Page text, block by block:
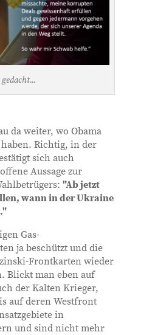
da weiter, wo Obama
Richtig, in der
sich auch
Aussage zur
"Ab jetzt
wann in der Ukraine
Gas-
ja beschützt und die
Frontkarten wieder
Blickt man eben auf
der Kalten Krieger,
auf deren Westfront
in
und sind nicht mehr